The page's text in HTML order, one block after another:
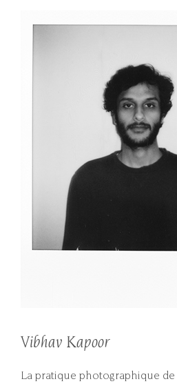
Vibhav Kapoor
La pratique photographique de